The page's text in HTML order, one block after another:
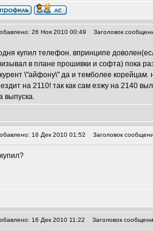
26 Ноя 2010 00:49 Заголовок
купил телефон. впринципе
в плане прошивки и софта) пока
\"айфону\" да и темболее
ездит на 2110! так как сам езжу на 2140
выпуска.
16 Дек 2010 01:52 Заголовок
16 Дек 2010 11:22 Заголовок